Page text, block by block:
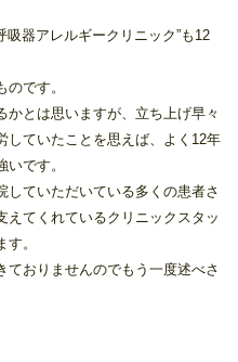
吸器アレルギークリニック”も12
です。
とは思いますが、立ち上げ早々
していたことを思えば、よく12年
です。
していただいている多くの患者さ
えてくれているクリニックスタッ
。
ておりませんのでもう一度述べさ